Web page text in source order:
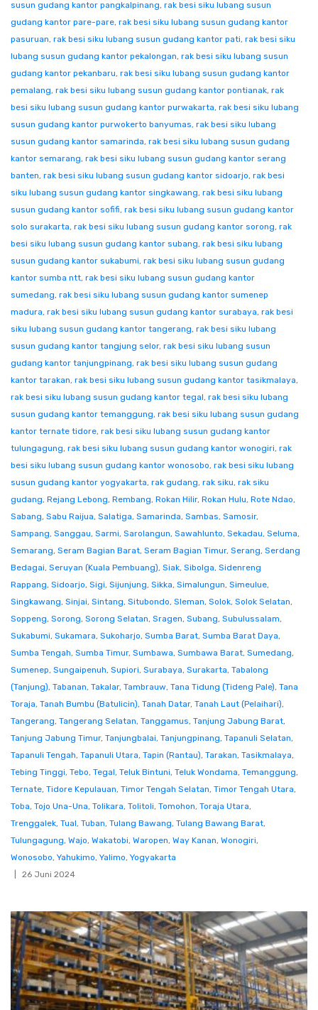
susun gudang kantor pangkalpinang, rak besi siku lubang susun
gudang kantor pare-pare, rak besi siku lubang susun gudang kantor
pasuruan, rak besi siku lubang susun gudang kantor pati, rak besi siku
lubang susun gudang kantor pekalongan, rak besi siku lubang susun
gudang kantor pekanbaru, rak besi siku lubang susun gudang kantor
pemalang, rak besi siku lubang susun gudang kantor pontianak, rak
besi siku lubang susun gudang kantor purwakarta, rak besi siku lubang
susun gudang kantor purwokerto banyumas, rak besi siku lubang
susun gudang kantor samarinda, rak besi siku lubang susun gudang
kantor semarang, rak besi siku lubang susun gudang kantor serang
banten, rak besi siku lubang susun gudang kantor sidoarjo, rak besi
siku lubang susun gudang kantor singkawang, rak besi siku lubang
susun gudang kantor sofifi, rak besi siku lubang susun gudang kantor
solo surakarta, rak besi siku lubang susun gudang kantor sorong, rak
besi siku lubang susun gudang kantor subang, rak besi siku lubang
susun gudang kantor sukabumi, rak besi siku lubang susun gudang
kantor sumba ntt, rak besi siku lubang susun gudang kantor
sumedang, rak besi siku lubang susun gudang kantor sumenep
madura, rak besi siku lubang susun gudang kantor surabaya, rak besi
siku lubang susun gudang kantor tangerang, rak besi siku lubang
susun gudang kantor tangjung selor, rak besi siku lubang susun
gudang kantor tanjungpinang, rak besi siku lubang susun gudang
kantor tarakan, rak besi siku lubang susun gudang kantor tasikmalaya,
rak besi siku lubang susun gudang kantor tegal, rak besi siku lubang
susun gudang kantor temanggung, rak besi siku lubang susun gudang
kantor ternate tidore, rak besi siku lubang susun gudang kantor
tulungagung, rak besi siku lubang susun gudang kantor wonogiri, rak
besi siku lubang susun gudang kantor wonosobo, rak besi siku lubang
susun gudang kantor yogyakarta, rak gudang, rak siku, rak siku
gudang, Rejang Lebong, Rembang, Rokan Hilir, Rokan Hulu, Rote Ndao,
Sabang, Sabu Raijua, Salatiga, Samarinda, Sambas, Samosir,
Sampang, Sanggau, Sarmi, Sarolangun, Sawahlunto, Sekadau, Seluma,
Semarang, Seram Bagian Barat, Seram Bagian Timur, Serang, Serdang
Bedagai, Seruyan (Kuala Pembuang), Siak, Sibolga, Sidenreng
Rappang, Sidoarjo, Sigi, Sijunjung, Sikka, Simalungun, Simeulue,
Singkawang, Sinjai, Sintang, Situbondo, Sleman, Solok, Solok Selatan,
Soppeng, Sorong, Sorong Selatan, Sragen, Subang, Subulussalam,
Sukabumi, Sukamara, Sukoharjo, Sumba Barat, Sumba Barat Daya,
Sumba Tengah, Sumba Timur, Sumbawa, Sumbawa Barat, Sumedang,
Sumenep, Sungaipenuh, Supiori, Surabaya, Surakarta, Tabalong
(Tanjung), Tabanan, Takalar, Tambrauw, Tana Tidung (Tideng Pale), Tana
Toraja, Tanah Bumbu (Batulicin), Tanah Datar, Tanah Laut (Pelaihari),
Tangerang, Tangerang Selatan, Tanggamus, Tanjung Jabung Barat,
Tanjung Jabung Timur, Tanjungbalai, Tanjungpinang, Tapanuli Selatan,
Tapanuli Tengah, Tapanuli Utara, Tapin (Rantau), Tarakan, Tasikmalaya,
Tebing Tinggi, Tebo, Tegal, Teluk Bintuni, Teluk Wondama, Temanggung,
Ternate, Tidore Kepulauan, Timor Tengah Selatan, Timor Tengah Utara,
Toba, Tojo Una-Una, Tolikara, Tolitoli, Tomohon, Toraja Utara,
Trenggalek, Tual, Tuban, Tulang Bawang, Tulang Bawang Barat,
Tulungagung, Wajo, Wakatobi, Waropen, Way Kanan, Wonogiri,
Wonosobo, Yahukimo, Yalimo, Yogyakarta
26 Juni 2024